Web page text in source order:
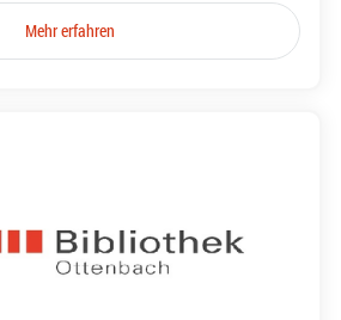
Mehr erfahren